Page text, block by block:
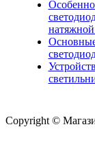
Copyright ©